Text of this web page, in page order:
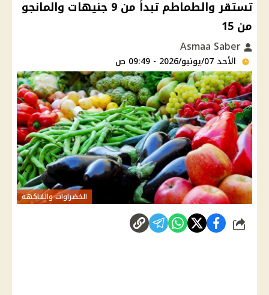
تستقر والطماطم تبدأ من 9 جنيهات والمانجو
من 15
الأحد 07/يونيو/2026 - 09:49 ص
الخضراوات والفاكهة
شارك